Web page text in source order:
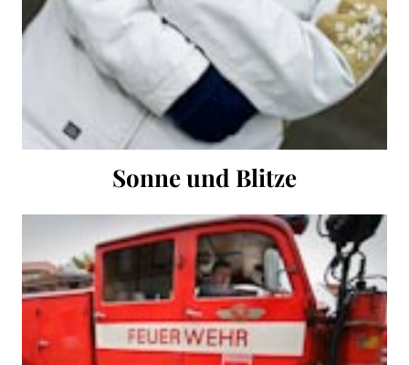
Sonne und Blitze